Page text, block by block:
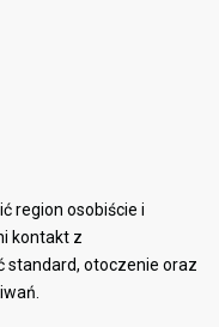
region osobiście i
kontakt z
standard, otoczenie oraz